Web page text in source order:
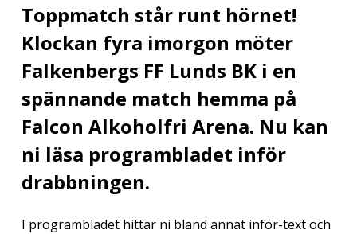
Toppmatch står runt hörnet!
Klockan fyra imorgon möter
Falkenbergs FF Lunds BK i en
spännande match hemma på
Falcon Alkoholfri Arena. Nu kan
ni läsa programbladet inför
drabbningen.
I programbladet hittar ni bland annat inför-text och